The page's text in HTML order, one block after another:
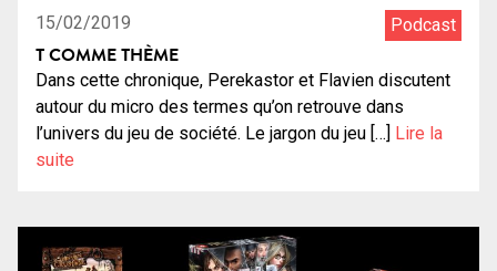
15/02/2019 Podcast
T COMME THÈME
Dans cette chronique, Perekastor et Flavien discutent
autour du micro des termes qu’on retrouve dans
l’univers du jeu de société. Le jargon du jeu […] Lire la
suite